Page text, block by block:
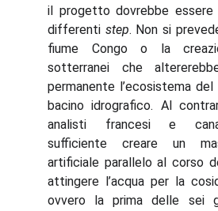
il progetto dovrebbe
differenti step. Non si
fiume Congo o la
sotterranei che
permanente l’ecosistema
bacino idrografico. Al
analisti francesi e
sufficiente creare un
artificiale parallelo al corso
attingere l’acqua per la
ovvero la prima delle sei